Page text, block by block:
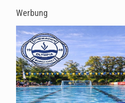
Werbung